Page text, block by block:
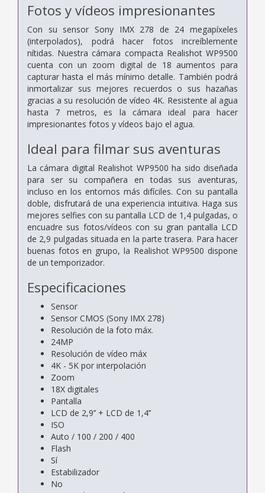
Fotos y vídeos impresionantes
Con su sensor Sony IMX 278 de 24 megapíxeles
(interpolados), podrá hacer fotos increíblemente
nítidas. Nuestra cámara compacta Realishot WP9500
cuenta con un zoom digital de 18 aumentos para
capturar hasta el más mínimo detalle. También podrá
inmortalizar sus mejores recuerdos o sus hazañas
gracias a su resolución de vídeo 4K. Resistente al agua
hasta 7 metros, es la cámara ideal para hacer
impresionantes fotos y vídeos bajo el agua.
Ideal para filmar sus aventuras
La cámara digital Realishot WP9500 ha sido diseñada
para ser su compañera en todas sus aventuras,
incluso en los entornos más difíciles. Con su pantalla
doble, disfrutará de una experiencia intuitiva. Haga sus
mejores selfies con su pantalla LCD de 1,4 pulgadas, o
encuadre sus fotos/vídeos con su gran pantalla LCD
de 2,9 pulgadas situada en la parte trasera. Para hacer
buenas fotos en grupo, la Realishot WP9500 dispone
de un temporizador.
Especificaciones
Sensor
Sensor CMOS (Sony IMX 278)
Resolución de la foto máx.
24MP
Resolución de vídeo máx
4K - 5K por interpolación
Zoom
18X digitales
Pantalla
LCD de 2,9’’ + LCD de 1,4’’
ISO
Auto / 100 / 200 / 400
Flash
Sí
Estabilizador
No